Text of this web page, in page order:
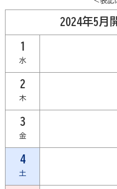
2024年5月
1
水
2
木
3
金
4
土